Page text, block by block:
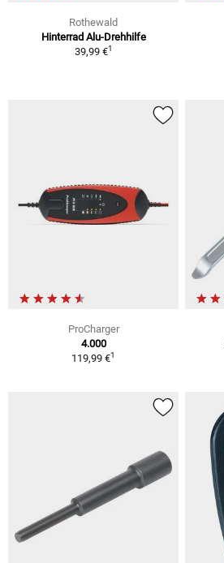
Rothewald
Hinterrad Alu-Drehhilfe
39,99 €1
ProCharger
4.000
119,99 €1